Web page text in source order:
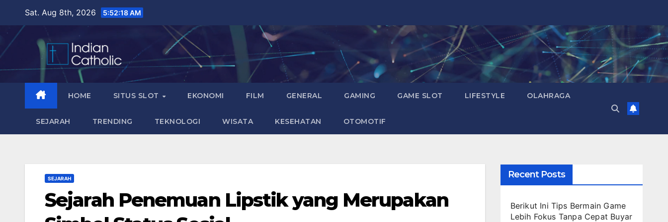
content
Sat. Aug 8th, 2026 5:52:19 AM
HOME SITUS SLOT EKONOMI FILM GENERAL GAMING GAME SLOT LIFESTYLE OLAHRAGA
SEJARAH TRENDING TEKNOLOGI WISATA KESEHATAN OTOMOTIF
SEJARAH
Sejarah Penemuan Lipstik yang Merupakan
Recent Posts
Berikut Ini Tips Bermain Game
Lebih Fokus Tanpa Cepat Buyar